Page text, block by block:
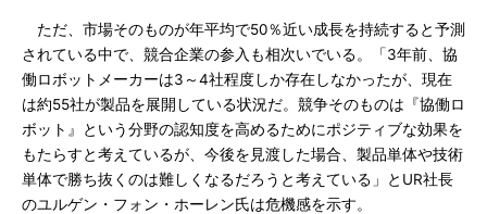
ただ、市場そのものが年平均で50％近い成長を持続すると予測
されている中で、競合企業の参入も相次いでいる。「3年前、協
働ロボットメーカーは3～4社程度しか存在しなかったが、現在
は約55社が製品を展開している状況だ。競争そのものは『協働ロ
ボット』という分野の認知度を高めるためにポジティブな効果を
もたらすと考えているが、今後を見渡した場合、製品単体や技術
単体で勝ち抜くのは難しくなるだろうと考えている」とUR社長
のユルゲン・フォン・ホーレン氏は危機感を示す。